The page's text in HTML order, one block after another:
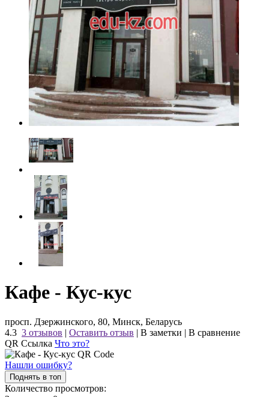
Кафе - Кус-кус
просп. Дзержинского, 80, Минск, Беларусь
4.3 3 отзывов | Оставить отзыв | В заметки | В сравнение
QR Ссылка Что это?
Нашли ошибку?
Поднять в топ
Количество просмотров: